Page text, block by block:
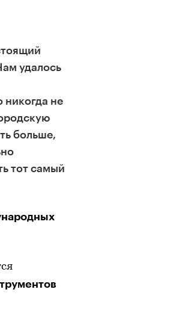
удалось
никогда не
больше,
тот самый